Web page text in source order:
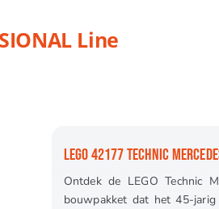
Line
LEGO 42177 TECHNIC
Ontdek de LEGO Technic
bouwpakket dat het 45-